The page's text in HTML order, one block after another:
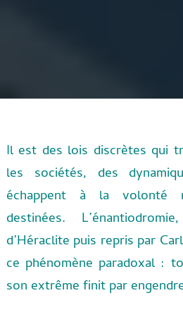
Il est des lois discrètes qui
les sociétés, des
échappent à la volonté
destinées.
d’Héraclite puis repris par
ce phénomène paradoxal :
son extrême finit par